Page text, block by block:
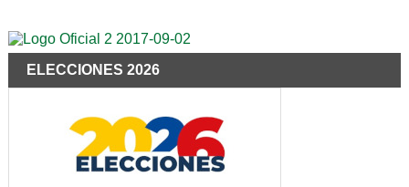
ELECCIONES 2026